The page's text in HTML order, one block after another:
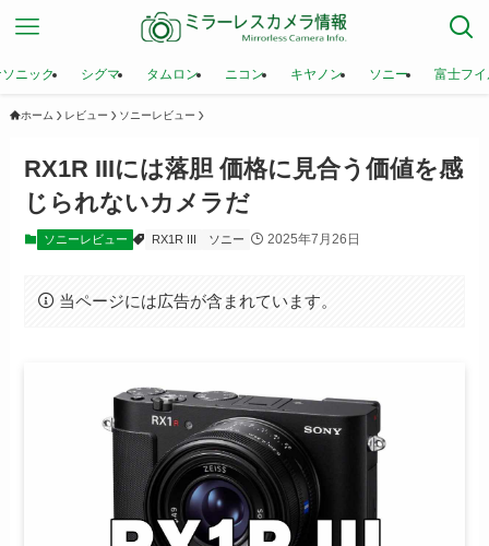
ニック シグマ タムロン ニコン キヤノン ソニー 富士フ
ホーム レビュー ソニーレビュー
RX1R IIIには落胆 価格に見合う価値を感
じられないカメラだ
ソニーレビュー RX1R III ソニー 2025年7月26日
当ページには広告が含まれています。